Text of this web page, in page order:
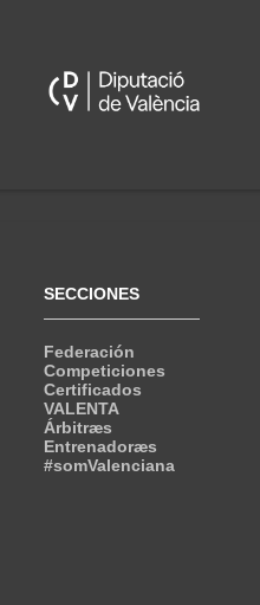
SECCIONES
Federación
Competiciones
Certificados
VALENTA
Árbitræs
Entrenadoræs
#somValenciana